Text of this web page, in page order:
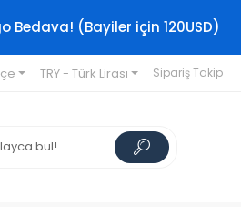
Bedava! (Bayiler için 120USD)
TRY - Türk Lirası Sipariş Takip